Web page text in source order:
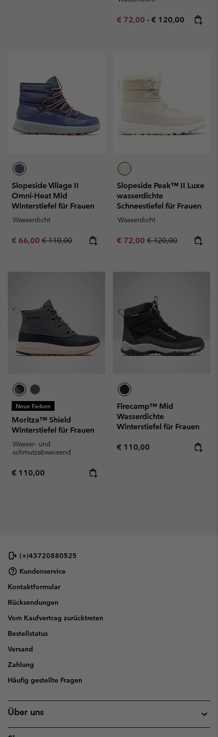
Minimum sale price:
€ 72,00 - Maximum price:
€ 120,00
Slopeside Village II
Omni-Heat Mid
Winterstiefel für Frauen
Wasserdicht
Sale price:
€ 66,00 Regular price:
€ 110,00
Slopeside Peak™ II Luxe
wasserdichte
Schneestiefel für Frauen
Wasserdicht
Sale price:
€ 72,00 Regular price:
€ 120,00
Neue Farben
Moritza™ Shield
Winterstiefel für Frauen
Wasser- und
schmutzabweisend
Regular price:
€ 110,00
Firecamp™ Mid
Wasserdichte
Winterstiefel für Frauen
Regular price:
€ 110,00
(+)43720880525
Kundenservice
Kontaktformular
Rücksendungen
Vom Kaufvertrag zurücktreten
Bestellstatus
Versand
Zahlung
Häufig gestellte Fragen
Über uns